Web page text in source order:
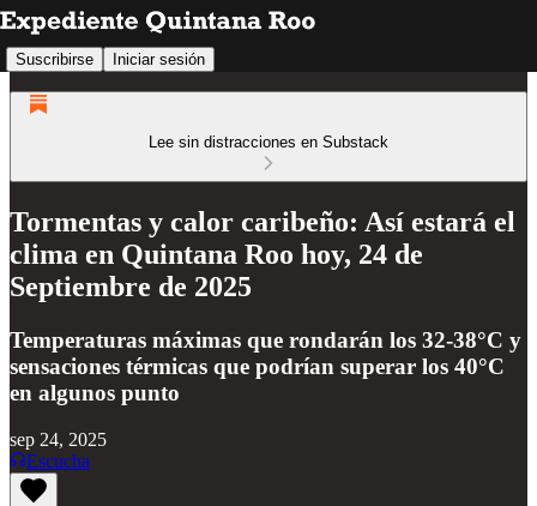
Suscribirse Iniciar sesión
Lee sin distracciones en Substack
Tormentas y calor caribeño: Así estará el
clima en Quintana Roo hoy, 24 de
Septiembre de 2025
Temperaturas máximas que rondarán los 32-38°C y
sensaciones térmicas que podrían superar los 40°C
en algunos punto
sep 24, 2025
Escucha